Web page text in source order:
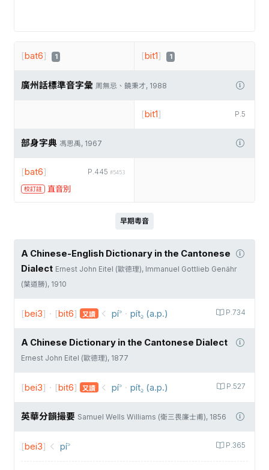
[bat6] 1 [bit1] 1
廣州話標準音字彙 周無忌、饒秉才, 1988
P.5
[bit1]
部身字典 馮思禹, 1967
P.445 #5453
[bat6]
校訂註 直音別
早期粵音
A Chinese-English Dictionary in the Cantonese
Dialect Ernest John Eitel (歐德理), Immanuel Gottlieb Genähr
(葉道勝), 1910
P.734
[bei3] · [bit6] 又讀 pí꜄ · pít꜇ (a.p.)
A Chinese Dictionary in the Cantonese Dialect
Ernest John Eitel (歐德理), 1877
P.527
[bei3] · [bit6] 又讀 pí꜄ · pít꜇ (a.p.)
英華分韻撮要 Samuel Wells Williams (衛三畏廉士甫), 1856
P.365
[bei3] pí꜄